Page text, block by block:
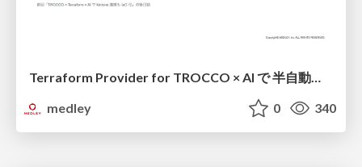
Terraform Provider for TROCCO × AI で 半自動化する複数プロダクトの連携運用 / Semi-Automating Multi-Product Data Integration Ops with the Terraform Provider for TROCCO × AI
medley
0 340